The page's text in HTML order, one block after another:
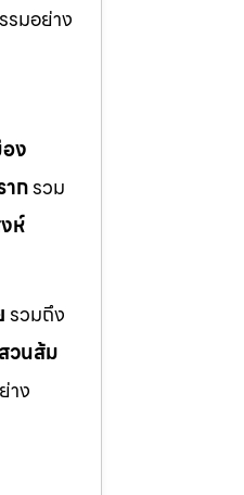
มอย่าง
อง
ากรวม
ห์
รวมถึง
สวนส้ม
าง